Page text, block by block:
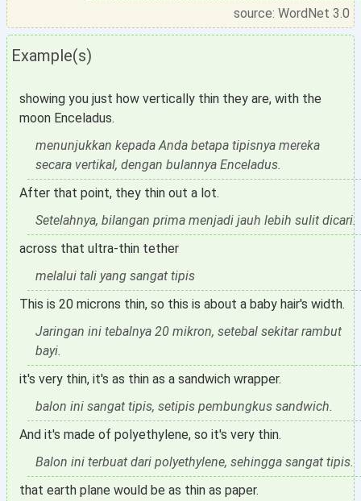
source: WordNet 3.0
Example(s)
showing you just how vertically thin they are, with the
moon Enceladus.
menunjukkan kepada Anda betapa tipisnya mereka
secara vertikal, dengan bulannya Enceladus.
After that point, they thin out a lot.
Setelahnya, bilangan prima menjadi jauh lebih sulit dicari.
across that ultra-thin tether
melalui tali yang sangat tipis
This is 20 microns thin, so this is about a baby hair's width.
Jaringan ini tebalnya 20 mikron, setebal sekitar rambut
bayi.
it's very thin, it's as thin as a sandwich wrapper.
balon ini sangat tipis, setipis pembungkus sandwich.
And it's made of polyethylene, so it's very thin.
Balon ini terbuat dari polyethylene, sehingga sangat tipis.
that earth plane would be as thin as paper.